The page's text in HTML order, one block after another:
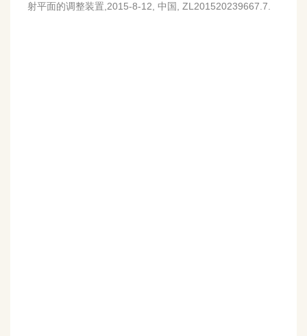
射平面的调整装置 ,2015-8-12,中国 , ZL201520239667.7.